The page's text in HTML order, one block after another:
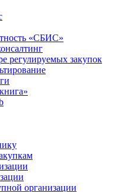
«СБИС»
регулируемых закупок
организации